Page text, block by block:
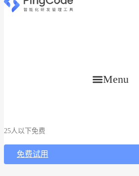
Menu
25人以下免费
免费试用